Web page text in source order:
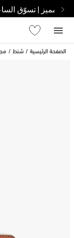
مميز | تسوّق
الصفحة الرئيسية شنط